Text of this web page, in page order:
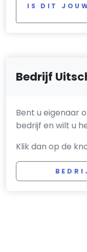
IS DIT
Bedrijf
Bent u eigenaar
bedrijf en wilt u
Klik dan op de